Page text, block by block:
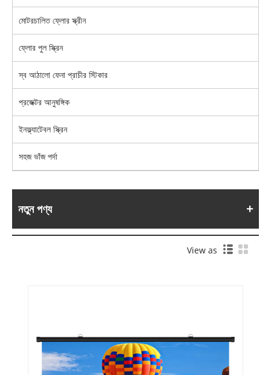
মোটরচালিত ফ্লোর স্ক্রীন
ফ্লোর পুল স্ক্রিন
স্ব আঠালো ফেনা প্রাচীর স্টিকার
প্রজেক্টর আনুষঙ্গিক
ইনফ্ল্যাটেবল স্ক্রিন
সহজ ভাঁজ পর্দা
নতুন পণ্য
View as